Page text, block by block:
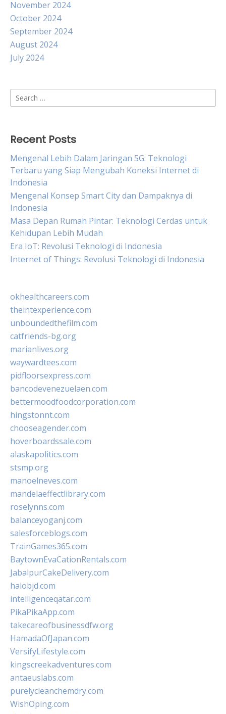
November 2024
October 2024
September 2024
August 2024
July 2024
Search
for:
Recent Posts
Mengenal Lebih Dalam Jaringan 5G: Teknologi
Terbaru yang Siap Mengubah Koneksi Internet di
Indonesia
Mengenal Konsep Smart City dan Dampaknya di
Indonesia
Masa Depan Rumah Pintar: Teknologi Cerdas untuk
Kehidupan Lebih Mudah
Era IoT: Revolusi Teknologi di Indonesia
Internet of Things: Revolusi Teknologi di Indonesia
okhealthcareers.com
theintexperience.com
unboundedthefilm.com
catfriends-bg.org
marianlives.org
waywardtees.com
pidfloorsexpress.com
bancodevenezuelaen.com
bettermoodfoodcorporation.com
hingstonnt.com
chooseagender.com
hoverboardssale.com
alaskapolitics.com
stsmp.org
manoelneves.com
mandelaeffectlibrary.com
roselynns.com
balanceyoganj.com
salesforceblogs.com
TrainGames365.com
BaytownEvaCationRentals.com
JabalpurCakeDelivery.com
halobjd.com
intelligenceqatar.com
PikaPikaApp.com
takecareofbusinessdfw.org
HamadaOfJapan.com
VersifyLifestyle.com
kingscreekadventures.com
antaeuslabs.com
purelycleanchemdry.com
WishOping.com